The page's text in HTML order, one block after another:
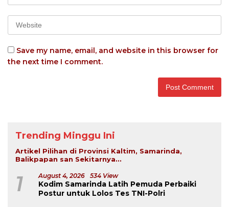
Save my name, email, and website in this browser for
the next time I comment.
Trending Minggu Ini
Artikel Pilihan di Provinsi Kaltim, Samarinda,
Balikpapan san Sekitarnya...
1 August 4, 2026 534 View
Kodim Samarinda Latih Pemuda Perbaiki
Postur untuk Lolos Tes TNI-Polri